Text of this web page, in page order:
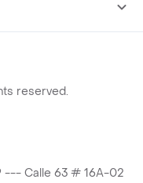
reserved.
--- Calle 63 # 16A-02